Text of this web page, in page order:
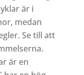
är i
medan
Se till att
är en